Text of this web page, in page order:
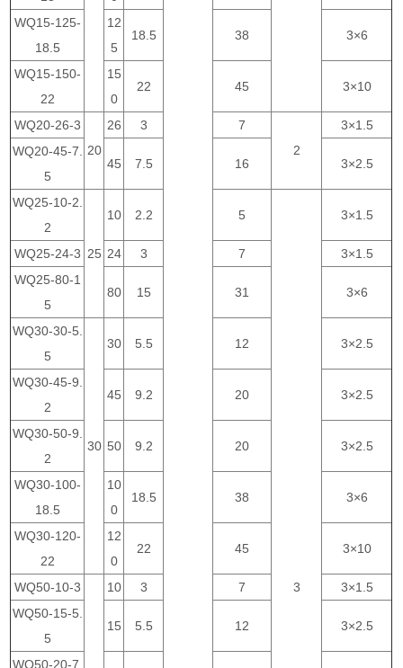
WQ15-125-
18.5
12
5
18.5 38 3×6
WQ15-150-
22
15
0
22 45 3×10
WQ20-26-3
20
26 3
7
2
3×1.5
WQ20-45-7.
5
45 7.5 16 3×2.5
WQ25-10-2.
2
25
10 2.2 5
3
3×1.5
WQ25-24-3 24 3 7
3×1.5
WQ25-80-1
5
80 15 31 3×6
WQ30-30-5.
5
30
30 5.5 12 3×2.5
WQ30-45-9.
2
45 9.2 20 3×2.5
WQ30-50-9.
2
50 9.2 20 3×2.5
WQ30-100-
18.5
10
0
18.5 38 3×6
WQ30-120-
22
12
0
22 45 3×10
WQ50-10-3 10 3 7
3×1.5
WQ50-15-5.
5
15 5.5 12 3×2.5
WQ50-20-7.